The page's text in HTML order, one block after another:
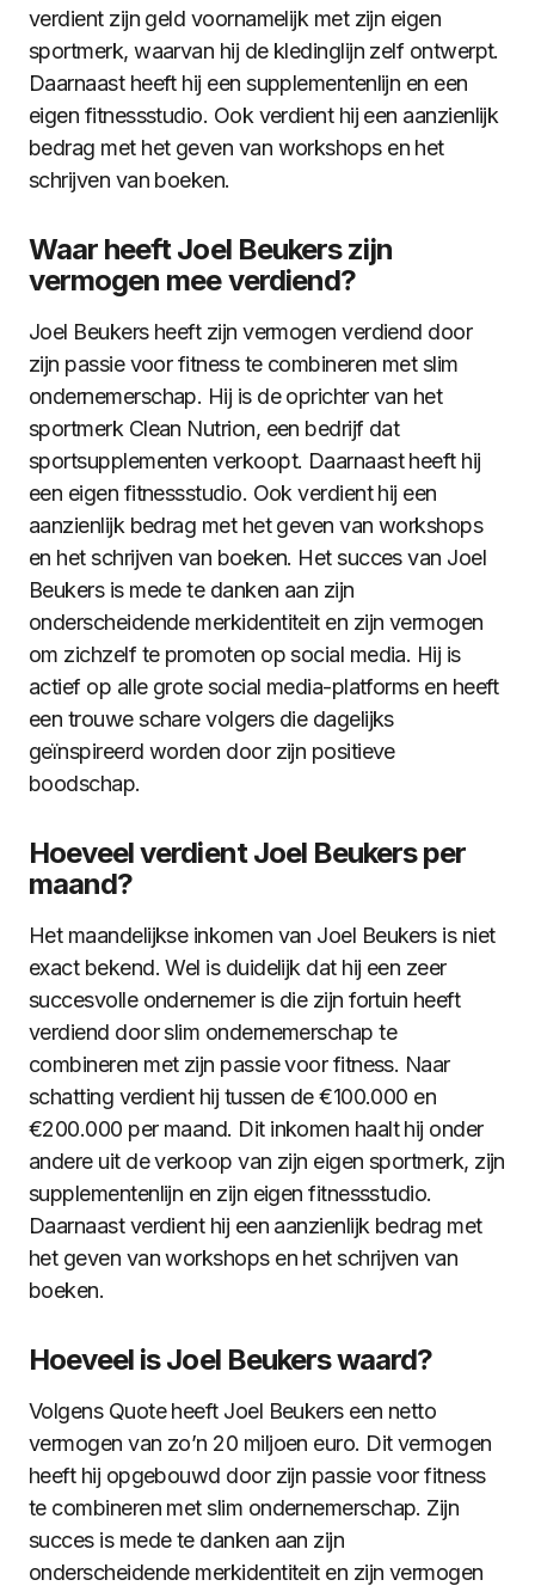
verdient zijn geld voornamelijk met zijn eigen
sportmerk, waarvan hij de kledinglijn zelf ontwerpt.
Daarnaast heeft hij een supplementenlijn en een
eigen fitnessstudio. Ook verdient hij een aanzienlijk
bedrag met het geven van workshops en het
schrijven van boeken.
Waar heeft Joel Beukers zijn
vermogen mee verdiend?
Joel Beukers heeft zijn vermogen verdiend door
zijn passie voor fitness te combineren met slim
ondernemerschap. Hij is de oprichter van het
sportmerk Clean Nutrion, een bedrijf dat
sportsupplementen verkoopt. Daarnaast heeft hij
een eigen fitnessstudio. Ook verdient hij een
aanzienlijk bedrag met het geven van workshops
en het schrijven van boeken. Het succes van Joel
Beukers is mede te danken aan zijn
onderscheidende merkidentiteit en zijn vermogen
om zichzelf te promoten op social media. Hij is
actief op alle grote social media-platforms en heeft
een trouwe schare volgers die dagelijks
geïnspireerd worden door zijn positieve
boodschap.
Hoeveel verdient Joel Beukers per
maand?
Het maandelijkse inkomen van Joel Beukers is niet
exact bekend. Wel is duidelijk dat hij een zeer
succesvolle ondernemer is die zijn fortuin heeft
verdiend door slim ondernemerschap te
combineren met zijn passie voor fitness. Naar
schatting verdient hij tussen de €100.000 en
€200.000 per maand. Dit inkomen haalt hij onder
andere uit de verkoop van zijn eigen sportmerk, zijn
supplementenlijn en zijn eigen fitnessstudio.
Daarnaast verdient hij een aanzienlijk bedrag met
het geven van workshops en het schrijven van
boeken.
Hoeveel is Joel Beukers waard?
Volgens Quote heeft Joel Beukers een netto
vermogen van zo’n 20 miljoen euro. Dit vermogen
heeft hij opgebouwd door zijn passie voor fitness
te combineren met slim ondernemerschap. Zijn
succes is mede te danken aan zijn
onderscheidende merkidentiteit en zijn vermogen